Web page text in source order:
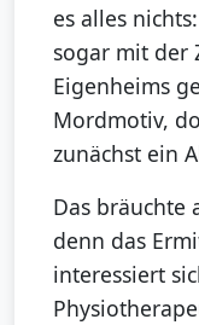
es alles
sogar mit der
Eigenheims
Mordmotiv,
zunächst ein
Das bräuchte
denn das
interessiert